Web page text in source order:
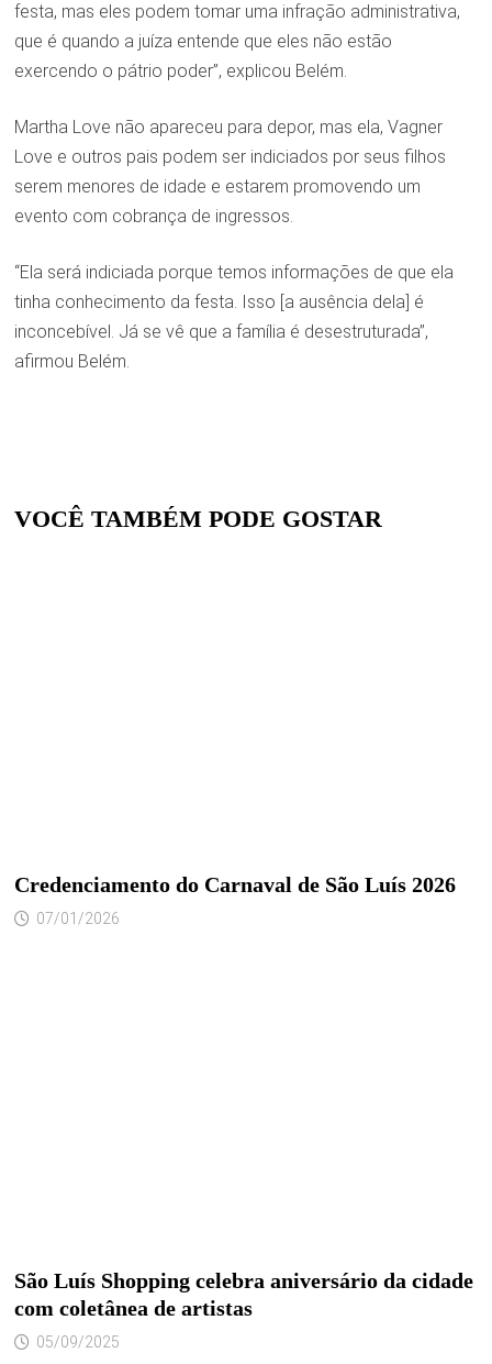
festa, mas eles podem tomar uma infração administrativa,
que é quando a juíza entende que eles não estão
exercendo o pátrio poder”, explicou Belém.
Martha Love não apareceu para depor, mas ela, Vagner
Love e outros pais podem ser indiciados por seus filhos
serem menores de idade e estarem promovendo um
evento com cobrança de ingressos.
“Ela será indiciada porque temos informações de que ela
tinha conhecimento da festa. Isso [a ausência dela] é
inconcebível. Já se vê que a família é desestruturada”,
afirmou Belém.
VOCÊ TAMBÉM PODE GOSTAR
Credenciamento do Carnaval de São Luís 2026
07/01/2026
São Luís Shopping celebra aniversário da cidade
com coletânea de artistas
05/09/2025